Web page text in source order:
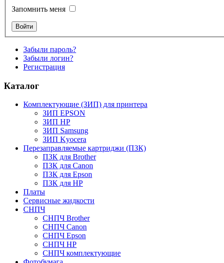
Запомнить меня
Забыли пароль?
Забыли логин?
Регистрация
Каталог
Комплектующие (ЗИП) для принтера
ЗИП EPSON
ЗИП HP
ЗИП Samsung
ЗИП Kyocera
Перезаправляемые картриджи (ПЗК)
ПЗК для Brother
ПЗК для Canon
ПЗК для Epson
ПЗК для HP
Платы
Сервисные жидкости
СНПЧ
СНПЧ Brother
СНПЧ Canon
СНПЧ Epson
СНПЧ HP
СНПЧ комплектующие